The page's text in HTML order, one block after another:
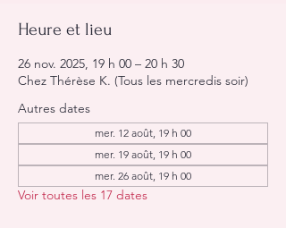
Heure et lieu
26 nov. 2025, 19 h 00 – 20 h 30
Chez Thérèse K. (Tous les mercredis soir)
Autres dates
mer. 12 août, 19 h 00
mer. 19 août, 19 h 00
mer. 26 août, 19 h 00
Voir toutes les 17 dates